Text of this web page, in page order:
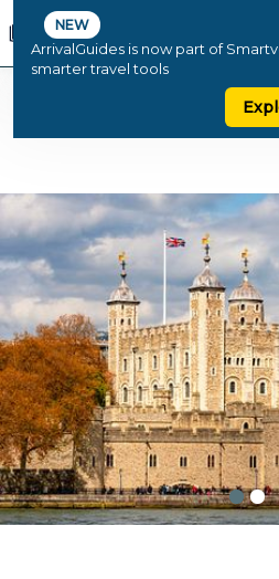
NEW
ArrivalGuides is now part of
smarter travel tools